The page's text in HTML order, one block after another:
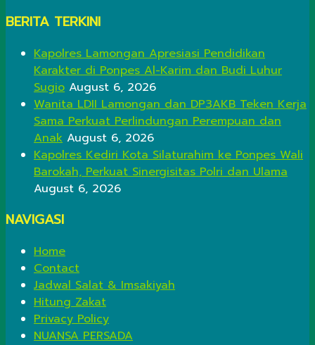
BERITA TERKINI
Kapolres Lamongan Apresiasi Pendidikan
Karakter di Ponpes Al-Karim dan Budi Luhur
Sugio August 6, 2026
Wanita LDII Lamongan dan DP3AKB Teken Kerja
Sama Perkuat Perlindungan Perempuan dan
Anak August 6, 2026
Kapolres Kediri Kota Silaturahim ke Ponpes Wali
Barokah, Perkuat Sinergisitas Polri dan Ulama
August 6, 2026
NAVIGASI
Home
Contact
Jadwal Salat & Imsakiyah
Hitung Zakat
Privacy Policy
NUANSA PERSADA